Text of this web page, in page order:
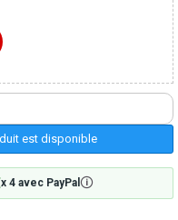
est disponible
x 4 avec PayPal 🛈